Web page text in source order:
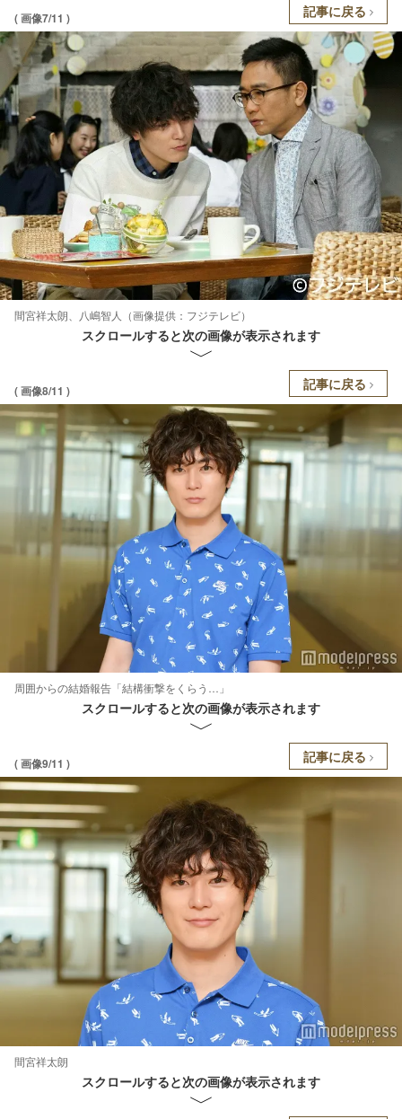
( 画像7/11 ) 記事に戻る
間宮祥太朗、八嶋智人（画像提供：フジテレビ）
スクロールすると次の画像が表示されます
( 画像8/11 ) 記事に戻る
周囲からの結婚報告「結構衝撃をくらう…」
スクロールすると次の画像が表示されます
( 画像9/11 ) 記事に戻る
間宮祥太朗
スクロールすると次の画像が表示されます